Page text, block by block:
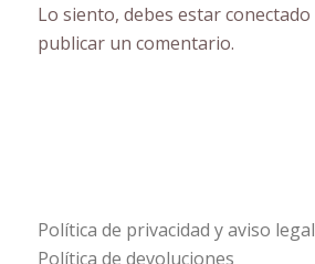
Lo siento, debes estarconectado
publicar un comentario.
Política de privacidad y aviso legal
Política de devoluciones